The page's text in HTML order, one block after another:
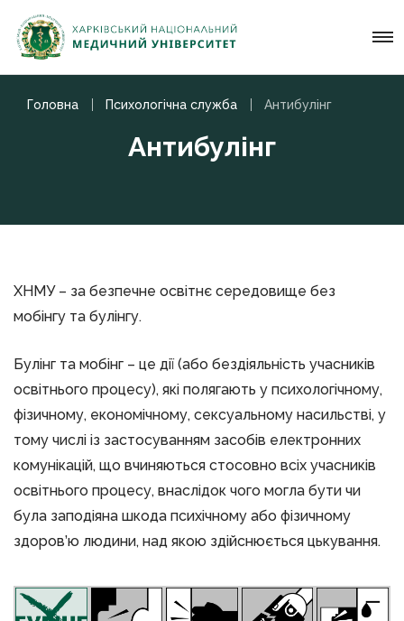
Головна Психологічна служба Антибулінг
Антибулінг
ХНМУ – за безпечне освітнє середовище без
мобінгу та булінгу.
Булінг та мобінг – це дії (або бездіяльність учасників
освітнього процесу), які полягають у психологічному,
фізичному, економічному, сексуальному насильстві, у
тому числі із застосуванням засобів електронних
комунікацій, що вчиняються стосовно всіх учасників
освітнього процесу, внаслідок чого могла бути чи
була заподіяна шкода психічному або фізичному
здоров’ю людини, над якою здійснюється цькування.